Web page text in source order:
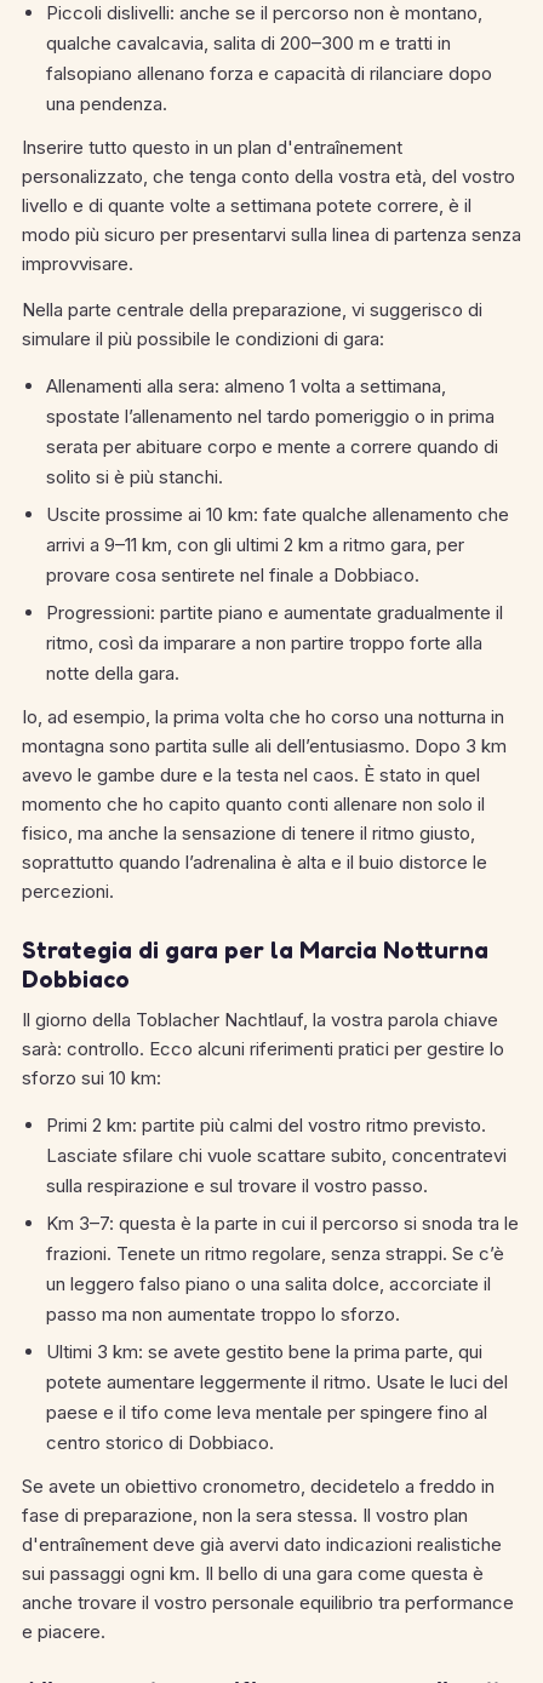
Piccoli dislivelli: anche se il percorso non è montano,
qualche cavalcavia, salita di 200–300 m e tratti in
falsopiano allenano forza e capacità di rilanciare dopo
una pendenza.
Inserire tutto questo in un plan d'entraînement
personalizzato, che tenga conto della vostra età, del vostro
livello e di quante volte a settimana potete correre, è il
modo più sicuro per presentarvi sulla linea di partenza senza
improvvisare.
Nella parte centrale della preparazione, vi suggerisco di
simulare il più possibile le condizioni di gara:
Allenamenti alla sera: almeno 1 volta a settimana,
spostate l’allenamento nel tardo pomeriggio o in prima
serata per abituare corpo e mente a correre quando di
solito si è più stanchi.
Uscite prossime ai 10 km: fate qualche allenamento che
arrivi a 9–11 km, con gli ultimi 2 km a ritmo gara, per
provare cosa sentirete nel finale a Dobbiaco.
Progressioni: partite piano e aumentate gradualmente il
ritmo, così da imparare a non partire troppo forte alla
notte della gara.
Io, ad esempio, la prima volta che ho corso una notturna in
montagna sono partita sulle ali dell’entusiasmo. Dopo 3 km
avevo le gambe dure e la testa nel caos. È stato in quel
momento che ho capito quanto conti allenare non solo il
fisico, ma anche la sensazione di tenere il ritmo giusto,
soprattutto quando l’adrenalina è alta e il buio distorce le
percezioni.
Strategia di gara per la Marcia Notturna
Dobbiaco
Il giorno della Toblacher Nachtlauf, la vostra parola chiave
sarà: controllo. Ecco alcuni riferimenti pratici per gestire lo
sforzo sui 10 km:
Primi 2 km: partite più calmi del vostro ritmo previsto.
Lasciate sfilare chi vuole scattare subito, concentratevi
sulla respirazione e sul trovare il vostro passo.
Km 3–7: questa è la parte in cui il percorso si snoda tra le
frazioni. Tenete un ritmo regolare, senza strappi. Se c’è
un leggero falso piano o una salita dolce, accorciate il
passo ma non aumentate troppo lo sforzo.
Ultimi 3 km: se avete gestito bene la prima parte, qui
potete aumentare leggermente il ritmo. Usate le luci del
paese e il tifo come leva mentale per spingere fino al
centro storico di Dobbiaco.
Se avete un obiettivo cronometro, decidetelo a freddo in
fase di preparazione, non la sera stessa. Il vostro plan
d'entraînement deve già avervi dato indicazioni realistiche
sui passaggi ogni km. Il bello di una gara come questa è
anche trovare il vostro personale equilibrio tra performance
e piacere.